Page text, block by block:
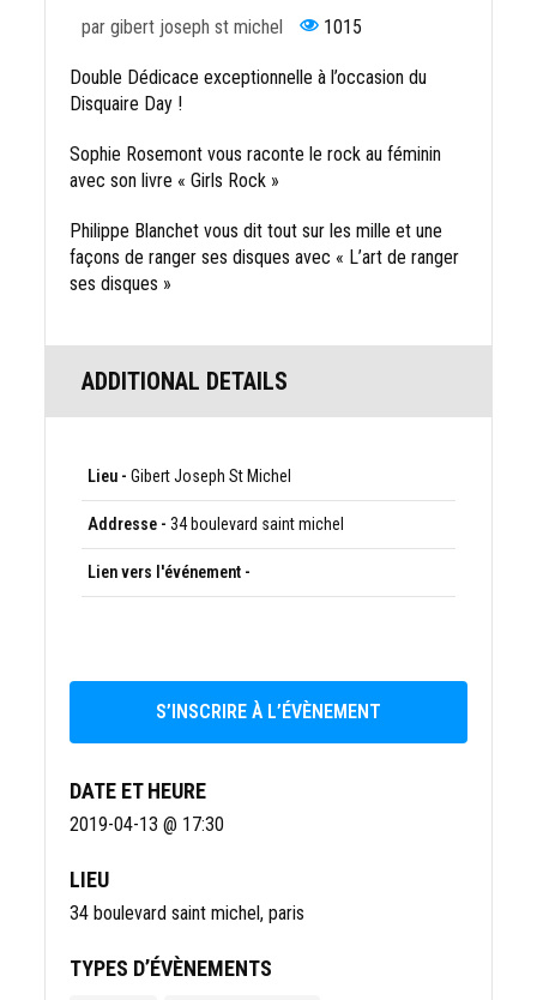
par gibert joseph st michel 1015
Double Dédicace exceptionnelle à l’occasion du
Disquaire Day !
Sophie Rosemont vous raconte le rock au féminin
avec son livre « Girls Rock »
Philippe Blanchet vous dit tout sur les mille et une
façons de ranger ses disques avec « L’art de ranger
ses disques »
ADDITIONAL DETAILS
Lieu - Gibert Joseph St Michel
Addresse - 34 boulevard saint michel
Lien vers l'événement -
S’INSCRIRE À L’ÉVÈNEMENT
DATE ET HEURE
2019-04-13 @ 17:30
LIEU
34 boulevard saint michel, paris
TYPES D’ÉVÈNEMENTS